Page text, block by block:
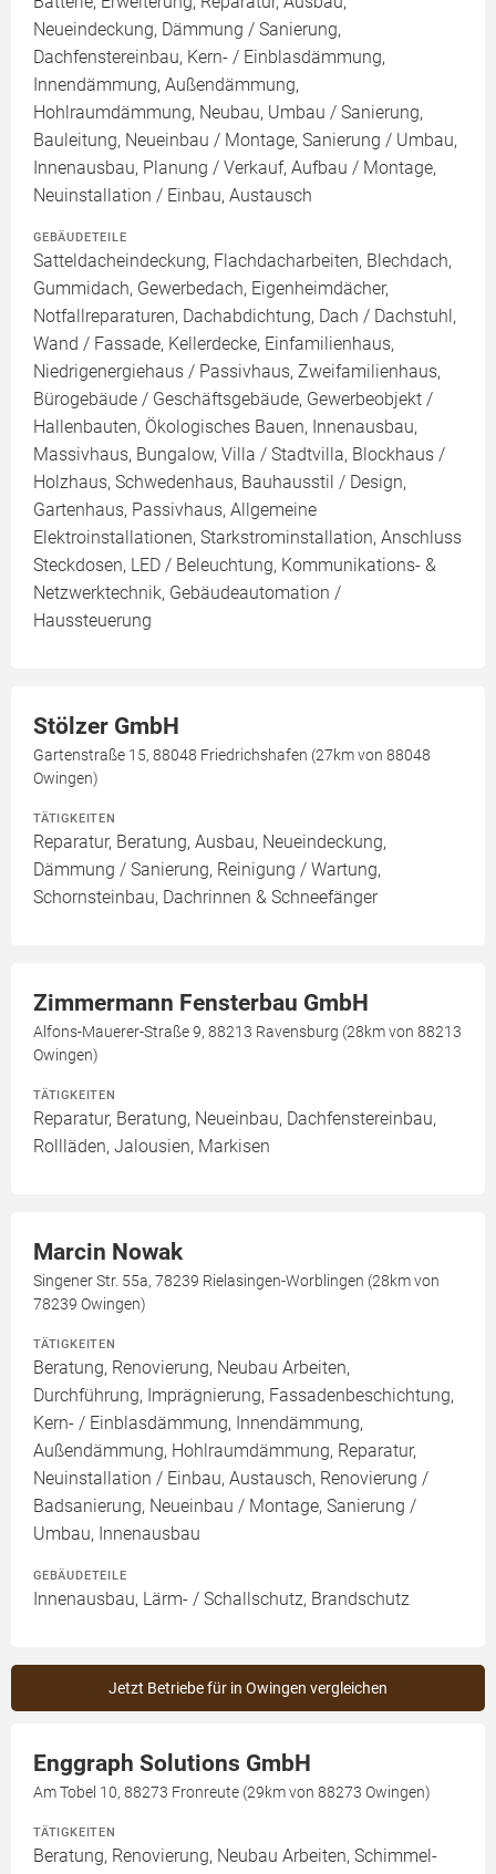
Neueindeckung, Dämmung / Sanierung,
Dachfenstereinbau, Kern- / Einblasdämmung,
Innendämmung, Außendämmung,
Hohlraumdämmung, Neubau, Umbau / Sanierung,
Bauleitung, Neueinbau / Montage, Sanierung / Umbau,
Innenausbau, Planung / Verkauf, Aufbau / Montage,
Neuinstallation / Einbau, Austausch
GEBÄUDETEILE
Satteldacheindeckung, Flachdacharbeiten, Blechdach,
Gummidach, Gewerbedach, Eigenheimdächer,
Notfallreparaturen, Dachabdichtung, Dach / Dachstuhl,
Wand / Fassade, Kellerdecke, Einfamilienhaus,
Niedrigenergiehaus / Passivhaus, Zweifamilienhaus,
Bürogebäude / Geschäftsgebäude, Gewerbeobjekt /
Hallenbauten, Ökologisches Bauen, Innenausbau,
Massivhaus, Bungalow, Villa / Stadtvilla, Blockhaus /
Holzhaus, Schwedenhaus, Bauhausstil / Design,
Gartenhaus, Passivhaus, Allgemeine
Elektroinstallationen, Starkstrominstallation, Anschluss
Steckdosen, LED / Beleuchtung, Kommunikations- &
Netzwerktechnik, Gebäudeautomation /
Haussteuerung
Stölzer GmbH
Gartenstraße 15, 88048 Friedrichshafen (27km von 88048
Owingen)
TÄTIGKEITEN
Reparatur, Beratung, Ausbau, Neueindeckung,
Dämmung / Sanierung, Reinigung / Wartung,
Schornsteinbau, Dachrinnen & Schneefänger
Zimmermann Fensterbau GmbH
Alfons-Mauerer-Straße 9, 88213 Ravensburg (28km von 88213
Owingen)
TÄTIGKEITEN
Reparatur, Beratung, Neueinbau, Dachfenstereinbau,
Rollläden, Jalousien, Markisen
Marcin Nowak
Singener Str. 55a, 78239 Rielasingen-Worblingen (28km von
78239 Owingen)
TÄTIGKEITEN
Beratung, Renovierung, Neubau Arbeiten,
Durchführung, Imprägnierung, Fassadenbeschichtung,
Kern- / Einblasdämmung, Innendämmung,
Außendämmung, Hohlraumdämmung, Reparatur,
Neuinstallation / Einbau, Austausch, Renovierung /
Badsanierung, Neueinbau / Montage, Sanierung /
Umbau, Innenausbau
GEBÄUDETEILE
Innenausbau, Lärm- / Schallschutz, Brandschutz
Jetzt Betriebe für in Owingen vergleichen
Enggraph Solutions GmbH
Am Tobel 10, 88273 Fronreute (29km von 88273 Owingen)
TÄTIGKEITEN
Beratung, Renovierung, Neubau Arbeiten, Schimmel-